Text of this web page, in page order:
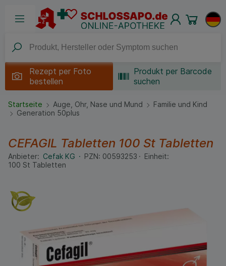
Rezept per Foto
bestellen
Produkt per Barcode
suchen
Startseite Auge, Ohr, Nase und Mund
Familie und Kind
Generation 50plus
CEFAGIL Tabletten 100 St Tabletten
Anbieter: Cefak KG PZN: 00593253
Einheit:
100 St Tabletten